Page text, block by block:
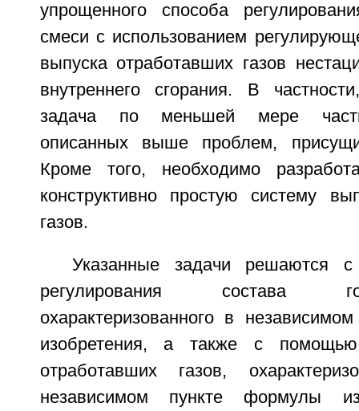
упрощенного способа
смеси с использованием
выпуска отработавших газов
внутреннего сгорания. В
задача по меньшей мере
описанных выше проблем,
Кроме того, необходимо
конструктивно простую систему
газов.
Указанные задачи решаются
регулирования состава
охарактеризованного в
изобретения, а также с
отработавших газов,
независимом пункте формулы